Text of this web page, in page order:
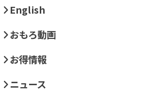
English
おもろ動画
お得情報
ニュース